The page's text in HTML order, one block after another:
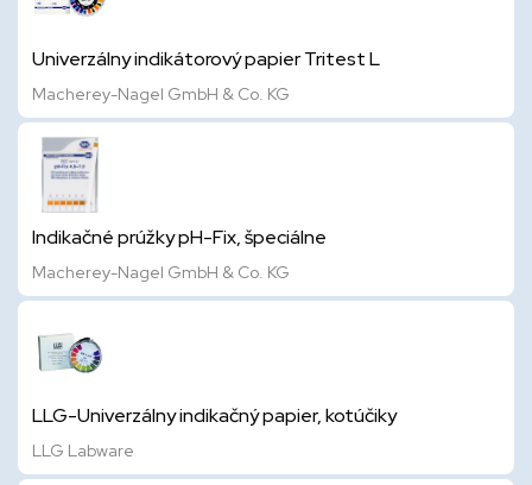
Univerzálny indikátorový papier Tritest L
Macherey-Nagel GmbH & Co. KG
Indikačné prúžky pH-Fix, špeciálne
Macherey-Nagel GmbH & Co. KG
LLG-Univerzálny indikačný papier, kotúčiky
LLG Labware